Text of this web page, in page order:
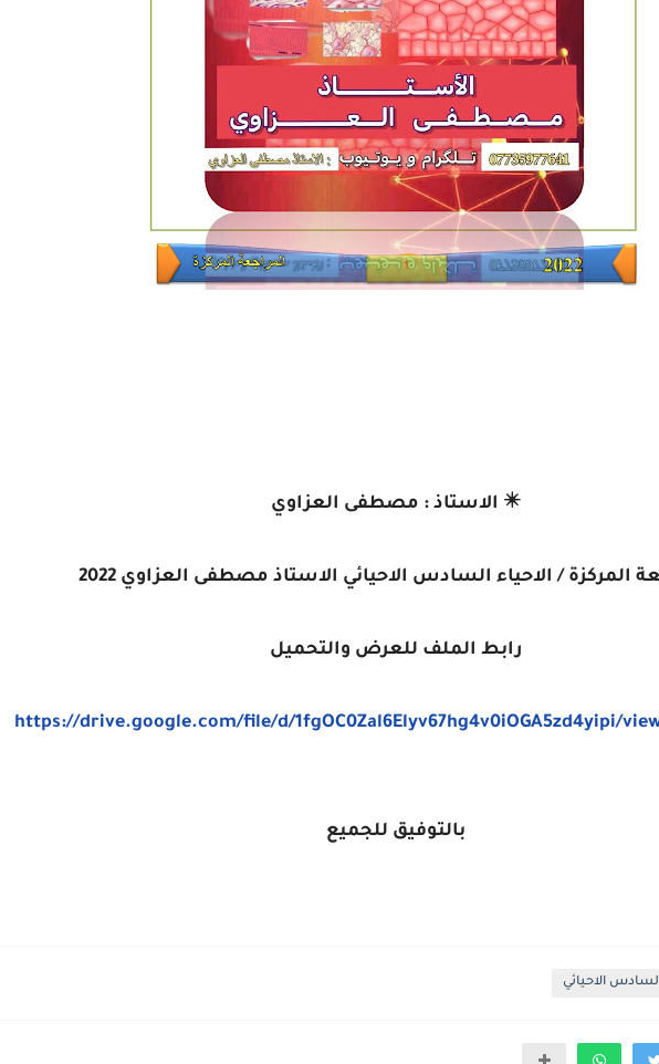
✴️ الاستاذ : مصطفى العزاوي
المركزة / الاحياء السادس الاحيائي الاستاذ مصطفى العزاوي 2022
رابط الملف للعرض والتحميل
https://drive.google.com/file/d/1fgOC0Zal6Elyv67hg4v0iOGA5zd4yipi/
بالتوفيق للجميع
الاحيائي